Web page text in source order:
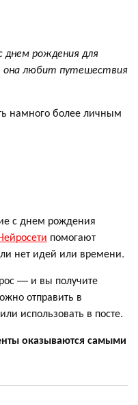
днем рождения для
она любит путешествия
намного более личным
с днем рождения
помогают
нет идей или времени.
— и вы получите
отправить в
использовать в посте.
оказываются самыми